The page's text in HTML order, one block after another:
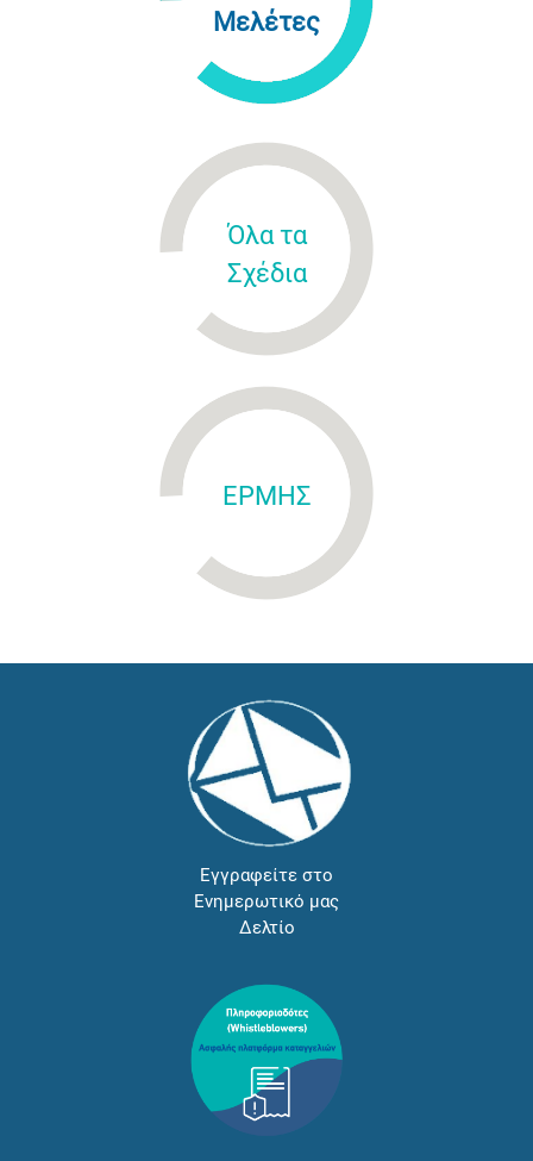
Μελέτες
Όλα τα
Σχέδια
ΕΡΜΗΣ
Εγγραφείτε στο
Ενημερωτικό μας
Δελτίο